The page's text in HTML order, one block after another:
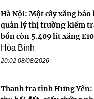
Hà Nội: Một cây xăng báo
quản lý thị trường kiểm
bồn còn 5.409 lít xăng E10
Hòa Bình
20:02 08/08/2026
Thanh tra tỉnh Hưng